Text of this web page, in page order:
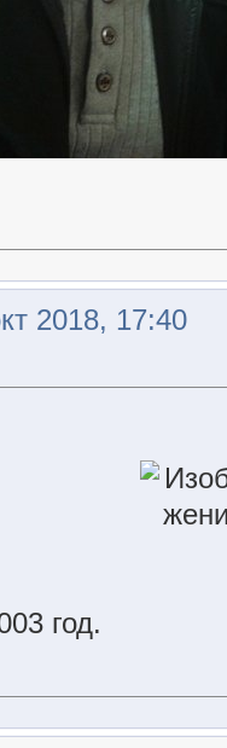
2018, 17:40
год.